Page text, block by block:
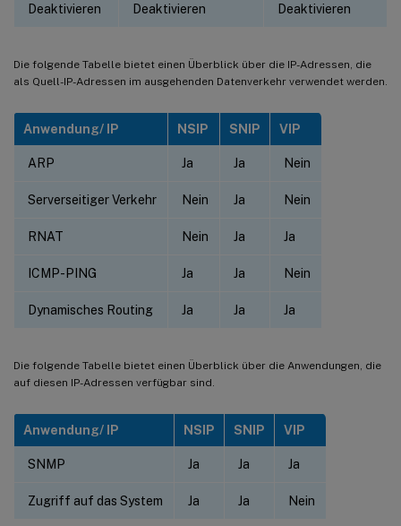
Deaktivieren Deaktivieren Deaktivieren
Die folgende Tabelle bietet einen Überblick über die IP-Adressen, die
als Quell-IP-Adressen im ausgehenden Datenverkehr verwendet werden.
Anwendung/ IP NSIP SNIP VIP
ARP Ja Ja Nein
Serverseitiger Verkehr Nein Ja Nein
RNAT Nein Ja Ja
ICMP-PING Ja Ja Nein
Dynamisches Routing Ja Ja Ja
Die folgende Tabelle bietet einen Überblick über die Anwendungen, die
auf diesen IP-Adressen verfügbar sind.
Anwendung/ IP NSIP SNIP VIP
SNMP Ja Ja Ja
Zugriff auf das System Ja Ja Nein